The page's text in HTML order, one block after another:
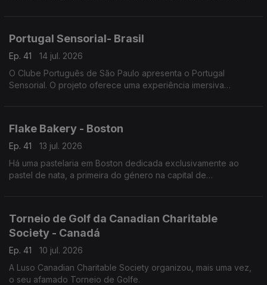
Portugal Sensorial- Brasil
Ep. 41
14 jul. 2026
O Clube Português de São Paulo apresenta o Portugal
Sensorial. O projeto oferece uma experiência imersiva
Flake Bakery - Boston
Ep. 41
13 jul. 2026
Há uma pastelaria em Boston dedicada exclusivamente ao
pastel de nata, a primeira do género na capital de
Torneio de Golf da Canadian Charitable
Society - Canadá
Ep. 41
10 jul. 2026
A Luso Canadian Charitable Society organizou, mais uma vez,
o seu afamado Torneio de Golfe.